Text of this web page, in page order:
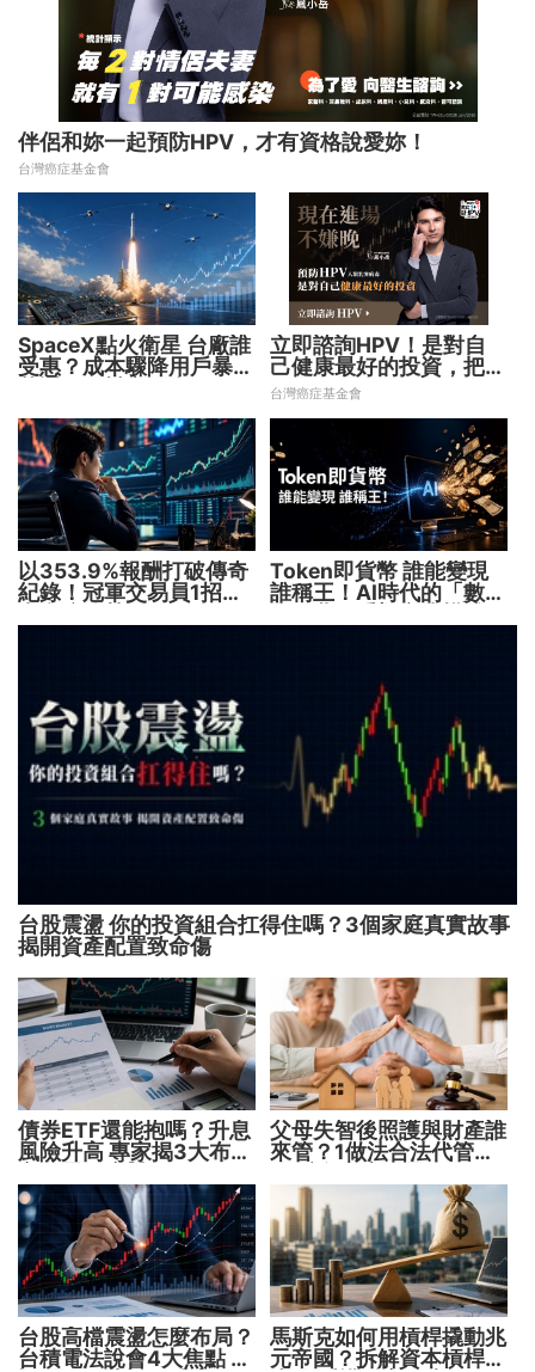
伴侶和妳一起預防HPV，才有資格說愛妳！
台灣癌症基金會
SpaceX點火衛星 台廠誰
受惠？成本驟降用戶暴增
立即諮詢HPV！是對自
己健康最好的投資，把握
現在不嫌晚！
台灣癌症基金會
以353.9%報酬打破傳奇
紀錄！冠軍交易員1招抓
Token即貨幣 誰能變現
誰稱王！AI時代的「數位
台股震盪 你的投資組合扛得住嗎？3個家庭真實故事
揭開資產配置致命傷
債券ETF還能抱嗎？升息
風險升高 專家揭3大布局
父母失智後照護與財產誰
來管？1做法合法代管財
台股高檔震盪怎麼布局？
台積電法說會4大焦點 AI
馬斯克如何用槓桿撬動兆
元帝國？拆解資本槓桿5